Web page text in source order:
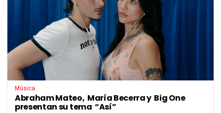
Música
Abraham Mateo, María Becerra y Big One
presentan su tema “Así”